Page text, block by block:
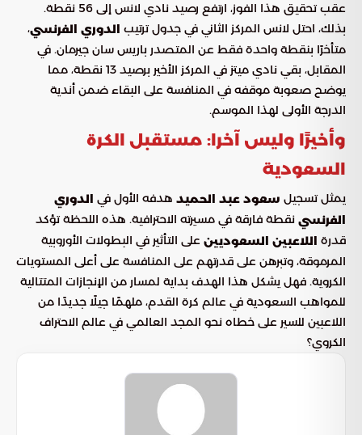
عقب تحقيق هذا الفوز، ارتفع رصيد نادي لانس إلى 56 نقطة.
بذلك، احتل لانس المركز الثاني في جدول ترتيب الدوري الفرنسي،
متأخرًا بنقطة واحدة فقط عن المتصدر باريس سان جيرمان. في
المقابل، بقي نادي ميتز في المركز الأخير برصيد 13 نقطة، مما
يوضح صعوبة موقفه في المنافسة على البقاء ضمن أندية
الدرجة الأولى لهذا الموسم.
وأخيرًا وليس آخرا: مستقبل الكرة
السعودية
يمثل تسجيل سعود عبد الحميد هدفه الأول في الدوري
الفرنسي نقطة فارقة في مسيرته الاحترافية. هذه اللحظة تؤكد
قدرة اللاعبين السعوديين على التأثير في البطولات الأوروبية
المرموقة، وتبرهن على قدرتهم على المنافسة على أعلى المستويات
الكروية. فهل يشكل هذا الهدف بداية لمسار من الإنجازات المتتالية
للمواهب السعودية في عالم كرة القدم، ملهمًا جيلًا جديدًا من
اللاعبين للسير على خطاه نحو المجد العالمي في عالم الاحتراف
الكروي؟